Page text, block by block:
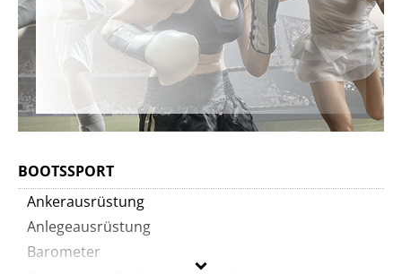
BOOTSSPORT
Ankerausrüstung
Anlegeausrüstung
Barometer